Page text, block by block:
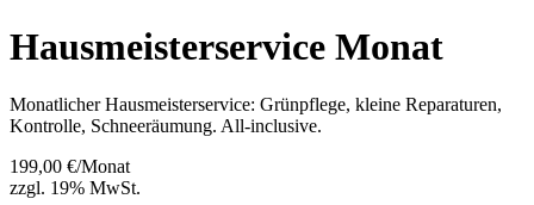
Hausmeisterservice Monat
Monatlicher Hausmeisterservice: Grünpflege, kleine Reparaturen,
Kontrolle, Schneeräumung. All-inclusive.
199,00 €/Monat
zzgl. 19% MwSt.